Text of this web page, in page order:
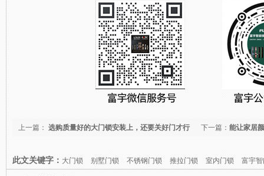
下一篇： 能让家居
上一篇： 选购质量好的大门锁安装上，还要关好门才行
此文关键字： 大门锁 别墅门锁 不锈钢门锁 推拉门锁 室内门锁 富宇